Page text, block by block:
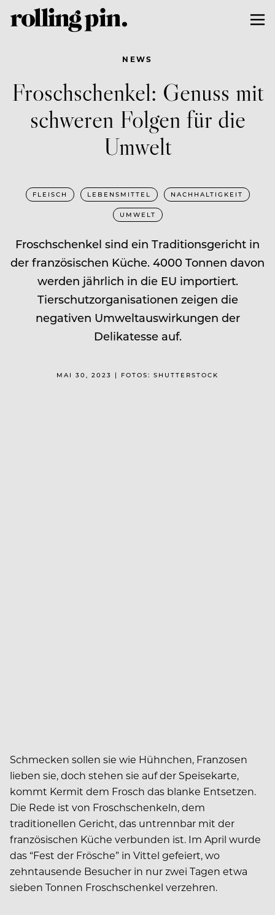
NEWS
Froschschenkel: Genuss mit
schweren Folgen für die
Umwelt
FLEISCH LEBENSMITTEL NACHHALTIGKEIT
UMWELT
Froschschenkel sind ein Traditionsgericht in
der französischen Küche. 4000 Tonnen davon
werden jährlich in die EU importiert.
Tierschutzorganisationen zeigen die
negativen Umweltauswirkungen der
Delikatesse auf.
MAI 30, 2023 | FOTOS: SHUTTERSTOCK
Schmecken sollen sie wie Hühnchen, Franzosen
lieben sie, doch stehen sie auf der Speisekarte,
kommt Kermit dem Frosch das blanke Entsetzen.
Die Rede ist von Froschschenkeln, dem
traditionellen Gericht, das untrennbar mit der
französischen Küche verbunden ist. Im April wurde
das “Fest der Frösche” in Vittel gefeiert, wo
zehntausende Besucher in nur zwei Tagen etwa
sieben Tonnen Froschschenkel verzehren.